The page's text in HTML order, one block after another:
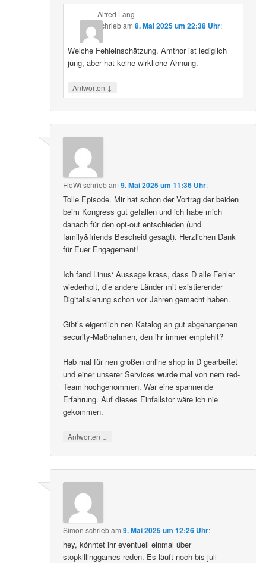
Alfred Lang
schriebam 8. Mai 2025 um 22:38 Uhr:
Welche Fehleinschätzung. Amthor ist lediglich
jung, aber hat keine wirkliche Ahnung.
Antworten ↓
FloWi schriebam9. Mai 2025 um 11:36 Uhr:
Tolle Episode. Mir hat schon der Vortrag der beiden
beim Kongress gut gefallen und ich habe mich
danach für den opt-out entschieden (und
family&friends Bescheid gesagt). Herzlichen Dank
für Euer Engagement!
Ich fand Linus‘ Aussage krass, dass D alle Fehler
wiederholt, die andere Länder mit existierender
Digitalisierung schon vor Jahren gemacht haben.
Gibt’s eigentlich nen Katalog an gut abgehangenen
security-Maßnahmen, den ihr immer empfehlt?
Hab mal für nen großen online shop in D gearbeitet
und einer unserer Services wurde mal von nem red-
Team hochgenommen. War eine spannende
Erfahrung. Auf dieses Einfallstor wäre ich nie
gekommen.
Antworten ↓
Simon schriebam9. Mai 2025 um 12:26 Uhr:
hey, könntet ihr eventuell einmal über
stopkillinggames reden. Es läuft noch bis juli